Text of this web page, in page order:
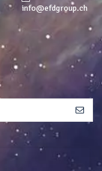
info@efdgroup.ch